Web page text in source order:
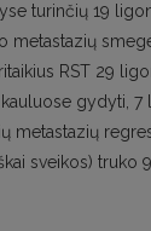
turinčių 19
metastazių
RST 29
gydyti, 7
metastazių
sveikos) truko